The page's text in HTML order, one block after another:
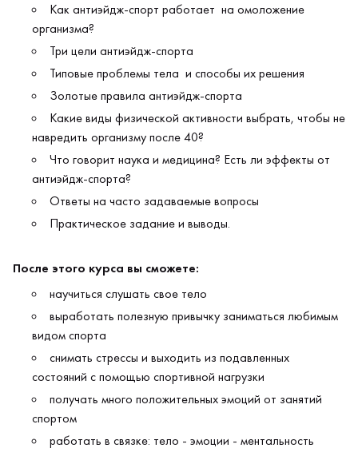
Как антиэйдж-спорт работает на омоложение
организма?
Три цели антиэйдж-спорта
Типовые проблемы тела и способы их решения
Золотые правила антиэйдж-спорта
Какие виды физической активности выбрать, чтобы не
навредить организму после 40?
Что говорит наука и медицина? Есть ли эффекты от
антиэйдж-спорта?
Ответы на часто задаваемые вопросы
Практическое задание и выводы.
После этого курса вы сможете:
научиться слушать свое тело
выработать полезную привычку заниматься любимым
видом спорта
снимать стрессы и выходить из подавленных
состояний с помощью спортивной нагрузки
получать много положительных эмоций от занятий
спортом
работать в связке: тело - эмоции - ментальность